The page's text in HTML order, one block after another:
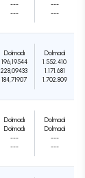
---
---
---
---
Dolmadı
196,19544
228,09433
184,71907
Dolmadı
1.552.410
1.171.681
1.702.809
Dolmadı
Dolmadı
---
---
Dolmadı
Dolmadı
---
---